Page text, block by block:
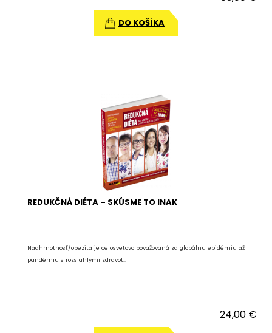
DO KOŠÍKA
REDUKČNÁ DIÉTA – SKÚSME TO INAK
Nadhmotnosť/obezita je celosvetovo považovaná za globálnu epidémiu až
pandémiu s rozsiahlymi zdravot..
24,00 €